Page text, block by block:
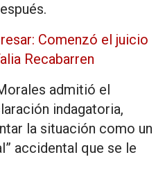
Comenzó el juicio
Recabarren
admitió el
indagatoria,
la situación como un
accidental que se le